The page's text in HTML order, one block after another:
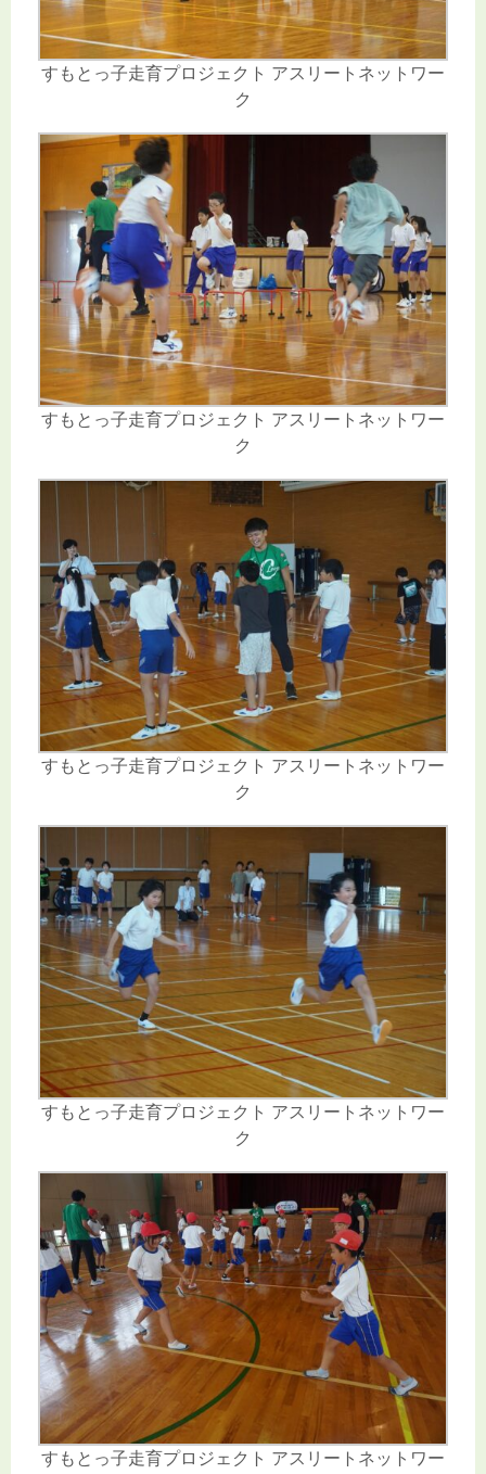
すもとっ子走育プロジェクト アスリートネットワー
ク
すもとっ子走育プロジェクト アスリートネットワー
ク
すもとっ子走育プロジェクト アスリートネットワー
ク
すもとっ子走育プロジェクト アスリートネットワー
ク
すもとっ子走育プロジェクト アスリートネットワー